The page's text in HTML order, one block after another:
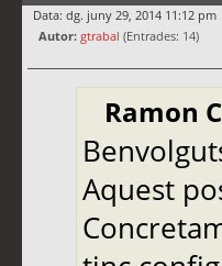
Data: dg. juny 29, 2014 11:12 pm
Autor: gtrabal (Entrades: 14)
Ramon
Aquest